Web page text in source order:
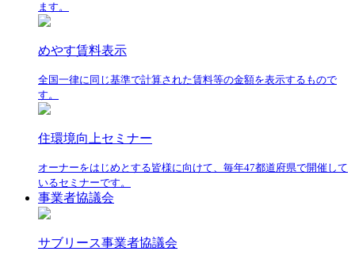
ます。
めやす賃料表示
全国一律に同じ基準で計算された賃料等の金額を表示するもので
す。
住環境向上セミナー
オーナーをはじめとする皆様に向けて、毎年47都道府県で開催して
いるセミナーです。
事業者協議会
サブリース事業者協議会